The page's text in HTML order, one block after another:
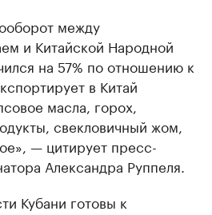
между
и Китайской Народной
на 57% по отношению к
в Китай
масла, горох,
свекловичный жом,
— цитирует пресс-
Александра Руппеля.
Кубани готовы к